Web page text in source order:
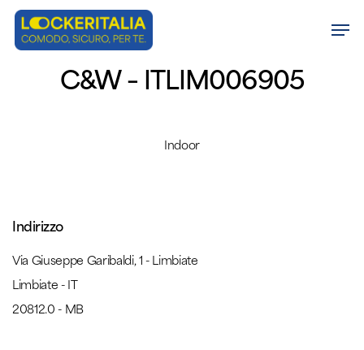
Skip
C&W – ITLIM006905
Indoor
Indirizzo
Via Giuseppe Garibaldi, 1 - Limbiate
Limbiate - IT
20812.0 - MB